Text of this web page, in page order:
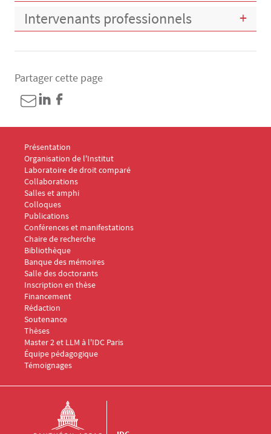
Intervenants professionnels
Partager cette page
Menu Footer IDC 1
Présentation
Organisation de l'Institut
Laboratoire de droit comparé
Collaborations
Salles et amphi
Menu Footer IDC 2
Colloques
Publications
Conférences et manifestations
Chaire de recherche
Menu Footer IDC 3
Bibliothèque
Banque des mémoires
Menu Footer IDC 4
Salle des doctorants
Inscription en thèse
Financement
Rédaction
Soutenance
Thèses
Menu Footer IDC 5
Master 2 et LLM à l'IDC Paris
Équipe pédagogique
Témoignages